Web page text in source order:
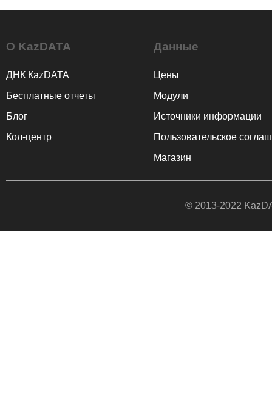
О KazDATA
ДНК КаzDATA
Бесплатные отчеты
Блог
Кол-центр
Данные
Цены
Модули
Источники информации
Пользовательское
Магазин
© 2013-2022